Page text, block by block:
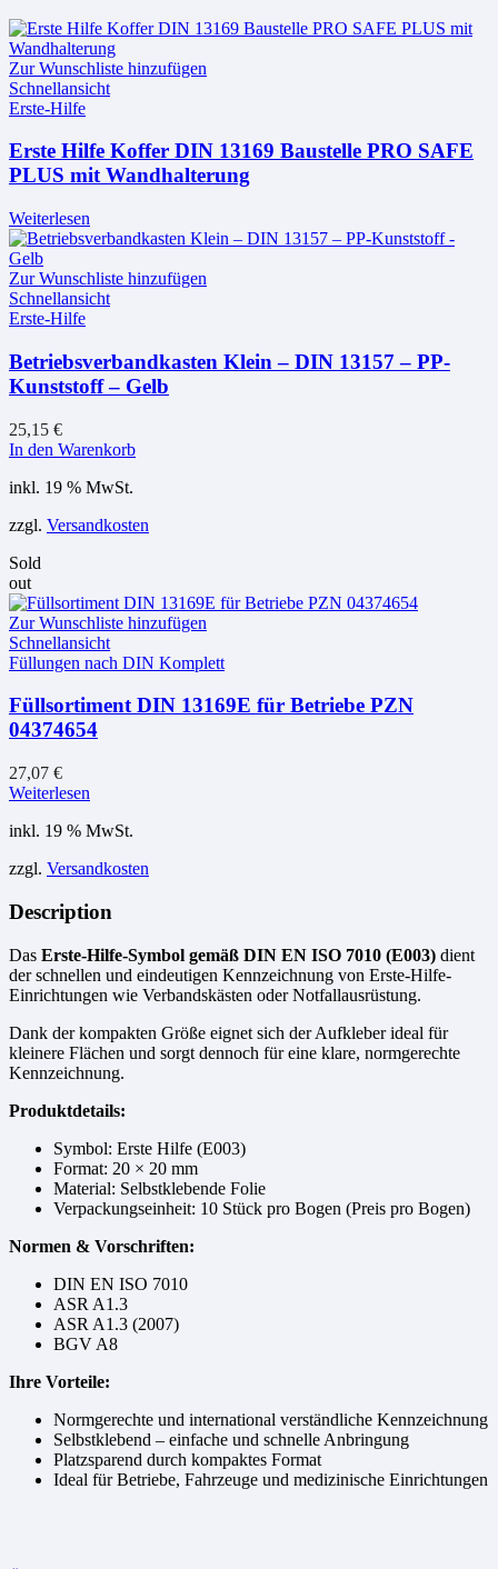
Zur Wunschliste hinzufügen
Schnellansicht
Erste-Hilfe
Erste Hilfe Koffer DIN 13169 Baustelle PRO SAFE
PLUS mit Wandhalterung
Weiterlesen
Zur Wunschliste hinzufügen
Schnellansicht
Erste-Hilfe
Betriebsverbandkasten Klein – DIN 13157 – PP-
Kunststoff – Gelb
25,15 €
In den Warenkorb
inkl. 19 % MwSt.
zzgl. Versandkosten
Sold
out
Zur Wunschliste hinzufügen
Schnellansicht
Füllungen nach DIN Komplett
Füllsortiment DIN 13169E für Betriebe PZN
04374654
27,07 €
Weiterlesen
inkl. 19 % MwSt.
zzgl. Versandkosten
Description
Das Erste-Hilfe-Symbol gemäß DIN EN ISO 7010 (E003) dient
der schnellen und eindeutigen Kennzeichnung von Erste-Hilfe-
Einrichtungen wie Verbandskästen oder Notfallausrüstung.
Dank der kompakten Größe eignet sich der Aufkleber ideal für
kleinere Flächen und sorgt dennoch für eine klare, normgerechte
Kennzeichnung.
Produktdetails:
Symbol: Erste Hilfe (E003)
Format: 20 × 20 mm
Material: Selbstklebende Folie
Verpackungseinheit: 10 Stück pro Bogen (Preis pro Bogen)
Normen & Vorschriften:
DIN EN ISO 7010
ASR A1.3
ASR A1.3 (2007)
BGV A8
Ihre Vorteile:
Normgerechte und international verständliche Kennzeichnung
Selbstklebend – einfache und schnelle Anbringung
Platzsparend durch kompaktes Format
Ideal für Betriebe, Fahrzeuge und medizinische Einrichtungen